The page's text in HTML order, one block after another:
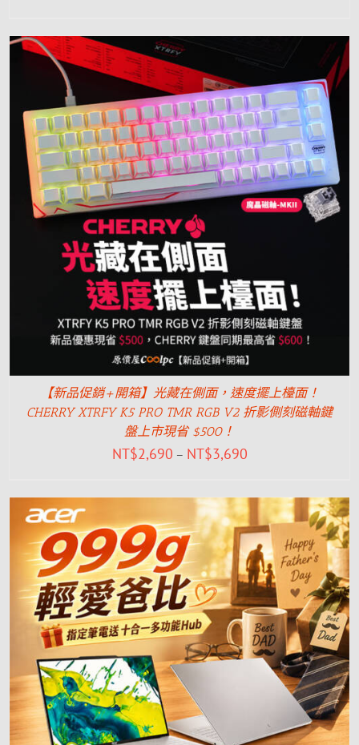
【新品促銷+開箱】光藏在側面，速度擺上檯面！
CHERRY XTRFY K5 PRO TMR RGB V2 折影側刻磁軸鍵
盤上市現省 $500！
NT$2,690 – NT$3,690